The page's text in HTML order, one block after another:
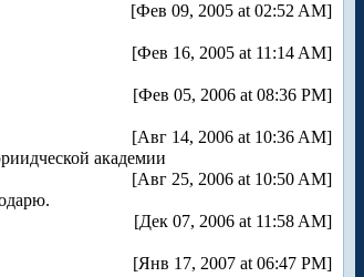
[Фев 09, 2005 at 02:52 AM]
[Фев 16, 2005 at 11:14 AM]
[Фев 05, 2006 at 08:36 PM]
[Авг 14, 2006 at 10:36 AM]
академии
[Авг 25, 2006 at 10:50 AM]
[Дек 07, 2006 at 11:58 AM]
[Янв 17, 2007 at 06:47 PM]